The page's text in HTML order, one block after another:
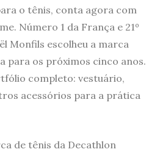
o tênis, conta agora com
Número 1 da França e 21º
Monfils escolheu a marca
para os próximos cinco anos.
completo: vestuário,
acessórios para a prática
de tênis da Decathlon